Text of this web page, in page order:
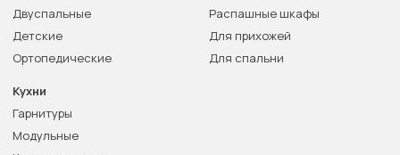
Двуспальные
Детские
Ортопедические
Распашные шкафы
Для прихожей
Для спальни
Кухни
Гарнитуры
Модульные